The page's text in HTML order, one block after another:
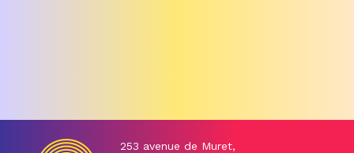
253 avenue de Muret,